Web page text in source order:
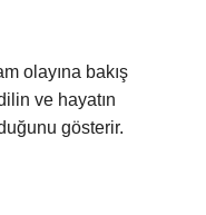
olayına bakış
ve hayatın
gösterir.